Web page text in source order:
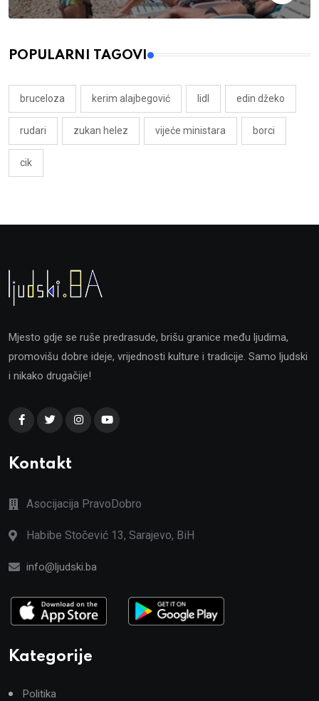
POPULARNI TAGOVI
bruceloza kerim alajbegović lidl edin džeko
rudari zukan helez vijeće ministara borci
cik
Mjesto gdje se ruše predrasude, brišu granice među ljudima,
promovišu dobre ideje, vrijednosti kulture i tradicije. Samo ljudski
i nikako drugačije!
Kontakt
Asocijacija PravoDobro
Habibe Stočević 13, Sarajevo, BiH
info@ljudski.ba
Kategorije
Politika